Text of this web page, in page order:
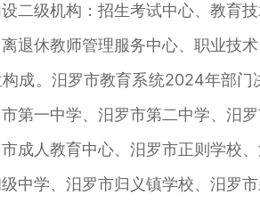
二级机构：招生考试中心、教育
退休教师管理服务中心、职业技
。汨罗市教育系统2024年部门
第一中学、汨罗市第二中学、汨
成人教育中心、汨罗市正则学校
中学、汨罗市归义镇学校、汨罗